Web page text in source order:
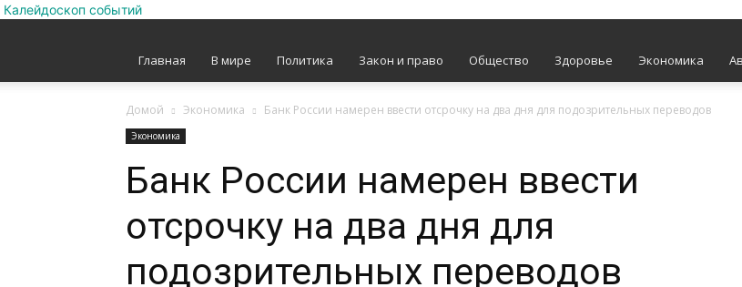
Калейдоскоп событий
Главная В мире Политика Закон и право Общество Здоровье Экономика
Домой Экономика Банк России намерен ввести отсрочку на два дня для подозрительных переводов
Экономика
Банк России намерен ввести
отсрочку на два дня для
подозрительных переводов